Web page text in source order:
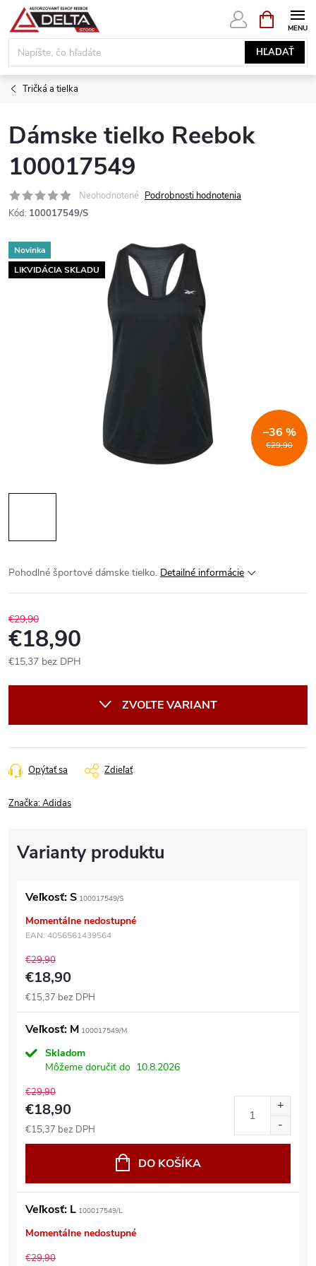
Prejsť
obsah
HĽADAŤ
KOŠÍK
Tričká a tielka
Dámske tielko Reebok
100017549
Neohodnotené Podrobnosti hodnotenia
Kód: 100017549/S
Novinka
LIKVIDÁCIA SKLADU
€29,90
–36 %
Pohodlné športové dámske tielko. Detailné informácie
€29,90
€18,90
€15,37 bez DPH
ZVOĽTE VARIANT
Opýtať sa Zdieľať
Značka:Adidas
Veľkosť: S 100017549/S
Momentálne nedostupné
EAN: 4056561439564
€29,90
€18,90
€15,37 bez DPH
Veľkosť: M 100017549/M
Skladom
Môžeme doručiť do 10.8.2026
€29,90
€18,90
€15,37 bez DPH
DO KOŠÍKA
Veľkosť: L 100017549/L
Momentálne nedostupné
€29,90